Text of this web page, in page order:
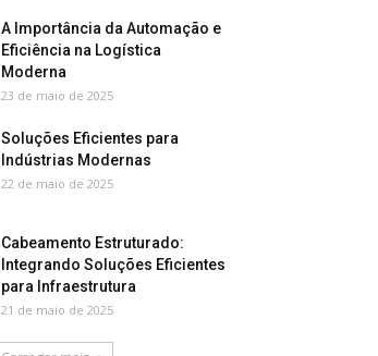
A Importância da Automação e
Eficiência na Logística
Moderna
23 de maio de 2025
Soluções Eficientes para
Indústrias Modernas
22 de maio de 2025
Cabeamento Estruturado:
Integrando Soluções Eficientes
para Infraestrutura
21 de maio de 2025